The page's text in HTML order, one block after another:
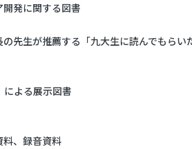
発に関する図書
生が推薦する「九大生に読んでもらい
よる展示図書
、録音資料